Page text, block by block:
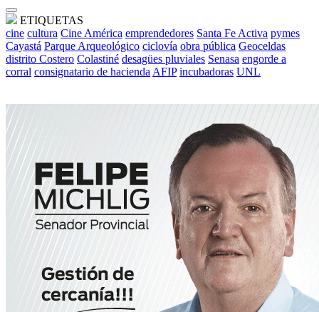
ETIQUETAS
cine cultura Cine América emprendedores Santa Fe Activa pymes
Cayastá Parque Arqueológico ciclovía obra pública Geoceldas
distrito Costero Colastiné desagües pluviales Senasa engorde a
corral consignatario de hacienda AFIP incubadoras UNL